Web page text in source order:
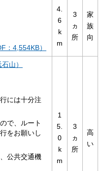
：4,554KB）
4.
6
k
m
3
ヵ
所
家
族
向
山）
には十分注
で、ルート
をお願いし
公共交通機
1
5.
0
k
m
3
ヵ
所
高
い